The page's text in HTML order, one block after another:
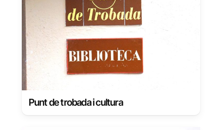
Punt de trobada i cultura